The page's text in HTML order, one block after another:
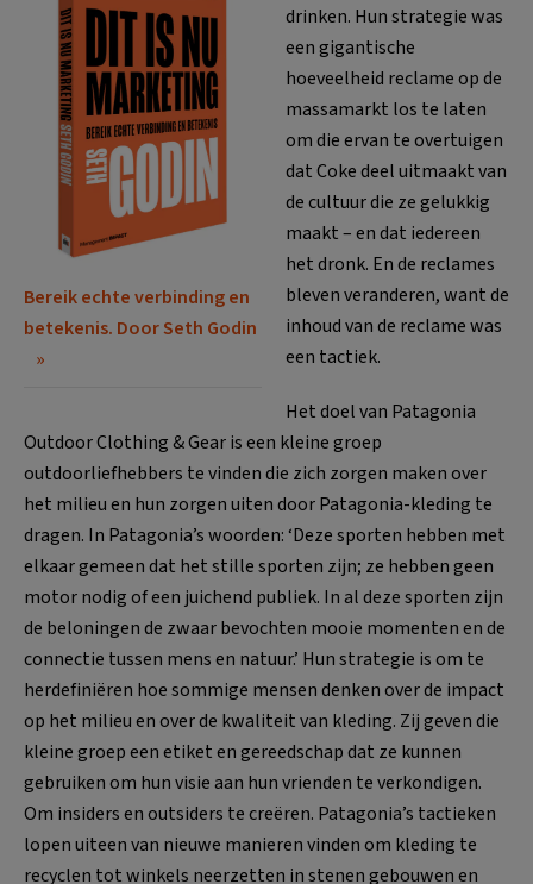
Bereik echte verbinding en
betekenis. Door Seth Godin
drinken. Hun strategie was
een gigantische
hoeveelheid reclame op de
massamarkt los te laten
om die ervan te overtuigen
dat Coke deel uitmaakt van
de cultuur die ze gelukkig
maakt – en dat iedereen
het dronk. En de reclames
bleven veranderen, want de
inhoud van de reclame was
een tactiek.
Het doel van Patagonia
Outdoor Clothing & Gear is een kleine groep
outdoorliefhebbers te vinden die zich zorgen maken over
het milieu en hun zorgen uiten door Patagonia-kleding te
dragen. In Patagonia’s woorden: ‘Deze sporten hebben met
elkaar gemeen dat het stille sporten zijn; ze hebben geen
motor nodig of een juichend publiek. In al deze sporten zijn
de beloningen de zwaar bevochten mooie momenten en de
connectie tussen mens en natuur.’ Hun strategie is om te
herdefiniëren hoe sommige mensen denken over de impact
op het milieu en over de kwaliteit van kleding. Zij geven die
kleine groep een etiket en gereedschap dat ze kunnen
gebruiken om hun visie aan hun vrienden te verkondigen.
Om insiders en outsiders te creëren. Patagonia’s tactieken
lopen uiteen van nieuwe manieren vinden om kleding te
recyclen tot winkels neerzetten in stenen gebouwen en